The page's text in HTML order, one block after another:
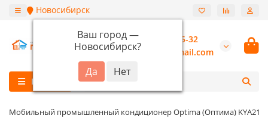
Новосибирск
Ваш город —
Новосибирск?
+7 (913) 987-55-32
burannsk@gmail.com
Каталог
Мобильный промышленный кондиционер Optima (Оптима)